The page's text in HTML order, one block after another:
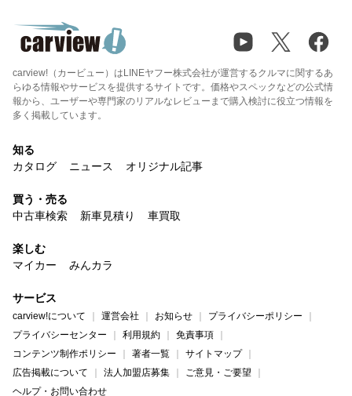
carview!（カービュー）はLINEヤフー株式会社が運営するクルマに関するあ
らゆる情報やサービスを提供するサイトです。価格やスペックなどの公式情
報から、ユーザーや専門家のリアルなレビューまで購入検討に役立つ情報を
多く掲載しています。
知る
カタログ
ニュース オリジナル記事
買う・売る
中古車検索
新車見積り 車買取
楽しむ
マイカー
みんカラ
サービス
carview!について 運営会社 お知らせ
プライバシーポリシー
プライバシーセンター
利用規約
免責事項
コンテンツ制作ポリシー
著者一覧
サイトマップ
広告掲載について
法人加盟店募集
ご意見・ご要望
ヘルプ・お問い合わせ